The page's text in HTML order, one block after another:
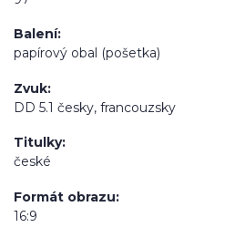
Balení
papírový obal (pošetka)
Zvuk
DD 5.1 česky, francouzsky
Titulky
české
Formát obrazu
16:9